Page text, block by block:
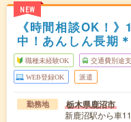
NEW
《時間相談OK！
中！あんしん長期
職種未経験OK 交通費別途
WEB登録OK 派遣
勤務地 栃木県鹿沼市
新鹿沼駅から車